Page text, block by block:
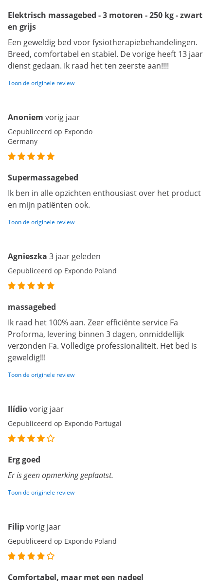
Elektrisch massagebed - 3 motoren - 250 kg - zwart
en grijs
Een geweldig bed voor fysiotherapiebehandelingen.
Breed, comfortabel en stabiel. De vorige heeft 13 jaar
dienst gedaan. Ik raad het ten zeerste aan!!!!
Toon de originele review
Anoniem vorig jaar
Gepubliceerd op Expondo
Germany
Supermassagebed
Ik ben in alle opzichten enthousiast over het product
en mijn patiënten ook.
Toon de originele review
Agnieszka 3 jaar geleden
Gepubliceerd op Expondo Poland
massagebed
Ik raad het 100% aan. Zeer efficiënte service Fa
Proforma, levering binnen 3 dagen, onmiddellijk
verzonden Fa. Volledige professionaliteit. Het bed is
geweldig!!!
Toon de originele review
Ilídiovorig jaar
Gepubliceerd op Expondo Portugal
Erg goed
Er is geen opmerking geplaatst.
Toon de originele review
Filipvorig jaar
Gepubliceerd op Expondo Poland
Comfortabel, maar met een nadeel